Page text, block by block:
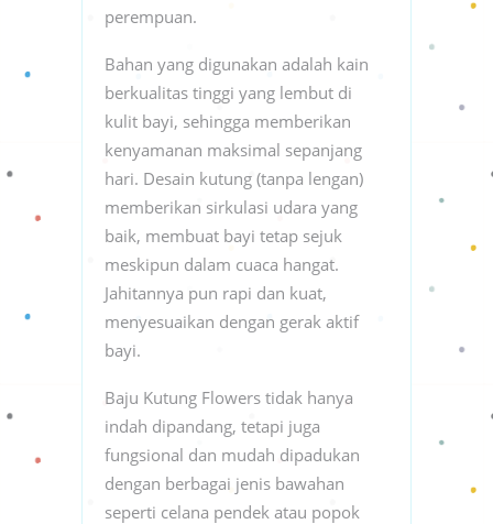
perempuan.
Bahan yang digunakan adalah kain
berkualitas tinggi yang lembut di
kulit bayi, sehingga memberikan
kenyamanan maksimal sepanjang
hari. Desain kutung (tanpa lengan)
memberikan sirkulasi udara yang
baik, membuat bayi tetap sejuk
meskipun dalam cuaca hangat.
Jahitannya pun rapi dan kuat,
menyesuaikan dengan gerak aktif
bayi.
Baju Kutung Flowers tidak hanya
indah dipandang, tetapi juga
fungsional dan mudah dipadukan
dengan berbagai jenis bawahan
seperti celana pendek atau popok